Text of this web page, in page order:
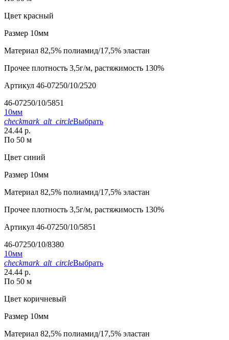
Цвет красный
Размер 10мм
Материал 82,5% полиамид/17,5% эластан
Прочее плотность 3,5г/м, растяжимость 130%
Артикул 46-07250/10/2520
46-07250/10/5851
10мм
checkmark_alt_circleВыбрать
24.44 р.
По 50 м
Цвет синий
Размер 10мм
Материал 82,5% полиамид/17,5% эластан
Прочее плотность 3,5г/м, растяжимость 130%
Артикул 46-07250/10/5851
46-07250/10/8380
10мм
checkmark_alt_circleВыбрать
24.44 р.
По 50 м
Цвет коричневый
Размер 10мм
Материал 82,5% полиамид/17,5% эластан